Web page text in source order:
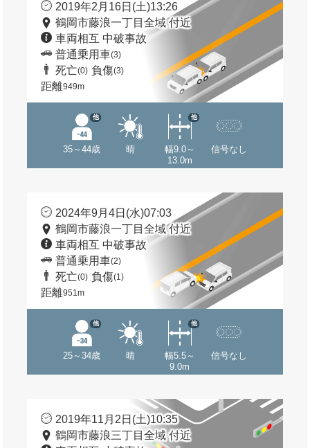
2019年2月16日(土)13:26
鶴岡市藤浪一丁目全域 付近
車両相互 中破事故
普通乗用車(3)
死亡(0) 負傷(3)
距離949m
35～44歳
他
晴
幅9.0～
13.0m
他
信号なし
2024年9月4日(水)07:03
鶴岡市藤浪一丁目全域 付近
車両相互 中破事故
普通乗用車(2)
死亡(0) 負傷(1)
距離951m
25～34歳
他
晴
幅5.5～
9.0m
他
信号なし
2019年11月2日(土)10:35
鶴岡市藤浪三丁目全域 付近